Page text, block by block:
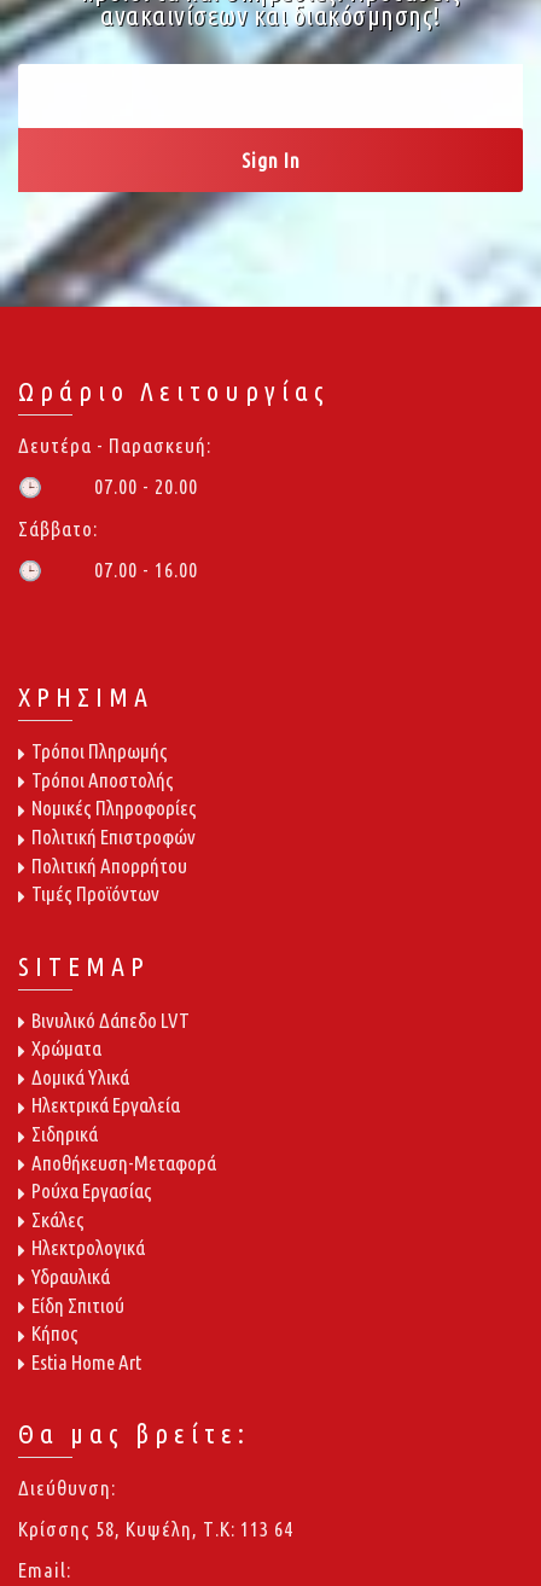
ανακαινίσεων και διακόσμησης!
Ωράριο Λειτουργίας
Δευτέρα - Παρασκευή:
🕒 07.00 - 20.00
Σάββατο:
🕒 07.00 - 16.00
ΧΡΗΣΙΜΑ
Τρόποι Πληρωμής
Τρόποι Αποστολής
Νομικές Πληροφορίες
Πολιτική Επιστροφών
Πολιτική Απορρήτου
Τιμές Προϊόντων
SITEMAP
Βινυλικό Δάπεδο LVT
Χρώματα
Δομικά Υλικά
Ηλεκτρικά Εργαλεία
Σιδηρικά
Αποθήκευση-Μεταφορά
Ρούχα Εργασίας
Σκάλες
Ηλεκτρολογικά
Υδραυλικά
Είδη Σπιτιού
Κήπος
Estia Home Art
Θα μας βρείτε:
Διεύθυνση:
Κρίσσης 58, Κυψέλη, Τ.Κ: 113 64
Email: